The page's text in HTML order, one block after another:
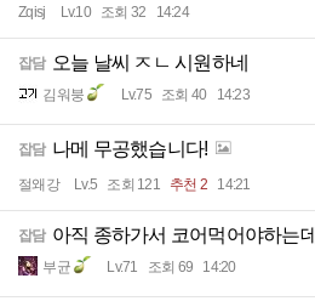
Zqisj Lv.10 조회 32 14:24
잡담 오늘 날씨 ㅈㄴ 시원하네
김워붕 Lv.75 조회 40 14:23
잡담 나메 무공했습니다!
절왜강 Lv.5 조회 121 추천 2 14:21
잡담 아직 종하가서 코어먹어야하는데
부균 Lv.71 조회 69 14:20